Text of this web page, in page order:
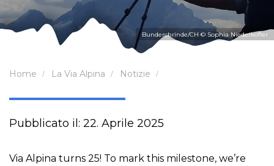
Bunderchrinde/CH © Sophia Niederkofler
Home La Via Alpina Notizie
Pubblicato il: 22. Aprile 2025
Via Alpina turns 25! To mark this milestone, we’re